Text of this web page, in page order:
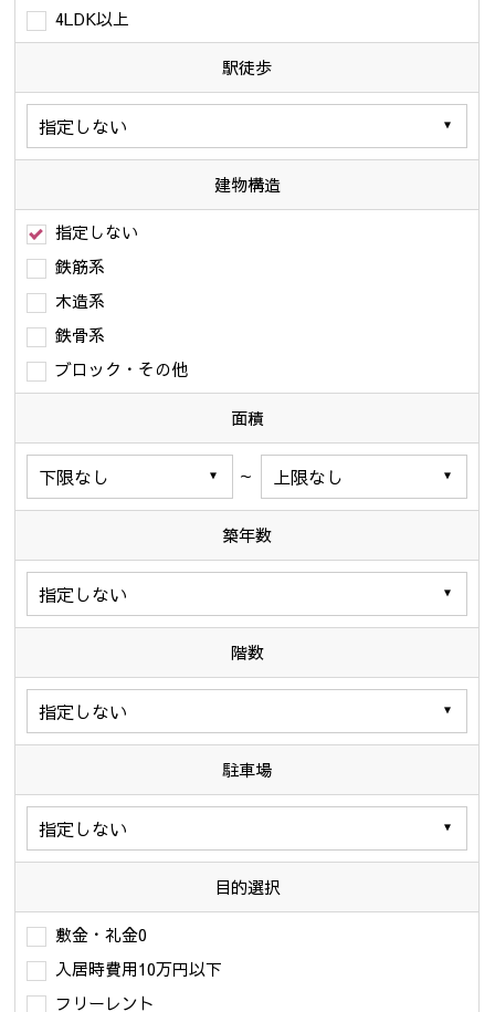
4LDK以上
駅徒歩
建物構造
指定しない
鉄筋系
木造系
鉄骨系
ブロック・その他
面積
～
築年数
階数
駐車場
目的選択
敷金・礼金0
入居時費用10万円以下
フリーレント